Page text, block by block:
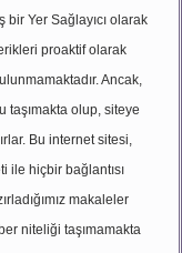
bir Yer Sağlayıcı olarak
proaktif olarak
Ancak,
taşımakta olup, siteye
Bu internet sitesi,
ile hiçbir bağlantısı
makaleler
niteliği taşımamakta